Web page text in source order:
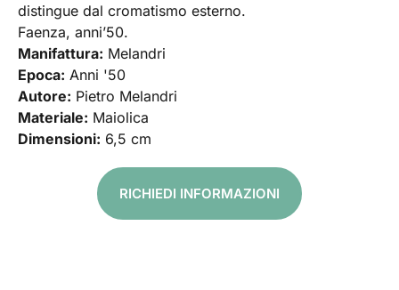
distingue dal cromatismo esterno.
Faenza, anni’50.
Manifattura: Melandri
Epoca: Anni '50
Autore: Pietro Melandri
Materiale: Maiolica
Dimensioni: 6,5 cm
RICHIEDI INFORMAZIONI